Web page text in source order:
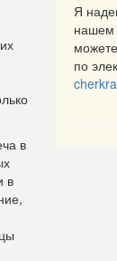
в
в
Я
нашем
по